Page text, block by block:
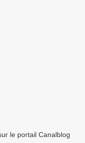
le portail Canalblog